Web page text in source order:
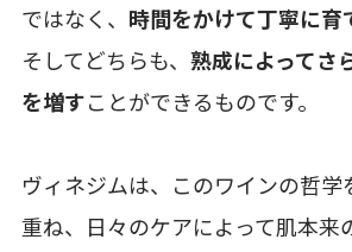
ではなく、 時間をかけて丁寧に育
そしてどちらも、 熟成によってさ
を増すことができるものです。
ヴィネジムは、このワインの哲学
重ね、日々のケアによって肌本来